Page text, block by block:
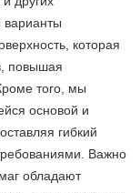
варианты
которая
повышая
того, мы
основой и
гибкий
Важно
обладают